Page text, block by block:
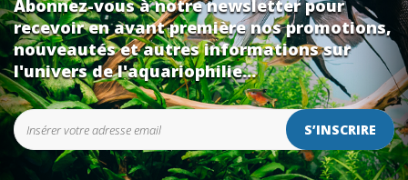
Abonnez-vous à notre newsletter pour
recevoir en avant première nos promotions,
nouveautés et autres informations sur
l'univers de l'aquariophilie...
S’INSCRIRE